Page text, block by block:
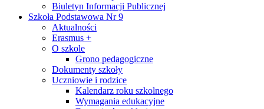
Biuletyn Informacji Publicznej
Szkoła Podstawowa Nr 9
Aktualności
Erasmus +
O szkole
Grono pedagogiczne
Dokumenty szkoły
Uczniowie i rodzice
Kalendarz roku szkolnego
Wymagania edukacyjne